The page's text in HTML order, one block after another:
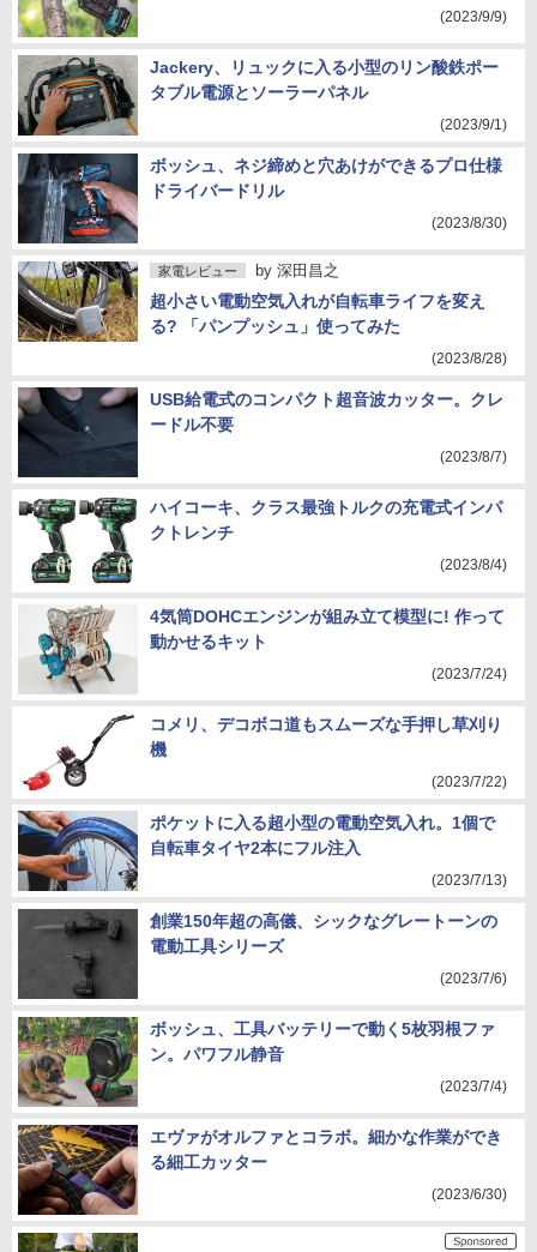
(2023/9/9)
Jackery、リュックに入る小型のリン酸鉄ポー
タブル電源とソーラーパネル
(2023/9/1)
ボッシュ、ネジ締めと穴あけができるプロ仕様
ドライバードリル
(2023/8/30)
家電レビュー by 深田昌之
超小さい電動空気入れが自転車ライフを変え
る? 「パンプッシュ」使ってみた
(2023/8/28)
USB給電式のコンパクト超音波カッター。クレ
ードル不要
(2023/8/7)
ハイコーキ、クラス最強トルクの充電式インパ
クトレンチ
(2023/8/4)
4気筒DOHCエンジンが組み立て模型に! 作って
動かせるキット
(2023/7/24)
コメリ、デコボコ道もスムーズな手押し草刈り
機
(2023/7/22)
ポケットに入る超小型の電動空気入れ。1個で
自転車タイヤ2本にフル注入
(2023/7/13)
創業150年超の高儀、シックなグレートーンの
電動工具シリーズ
(2023/7/6)
ボッシュ、工具バッテリーで動く5枚羽根ファ
ン。パワフル静音
(2023/7/4)
エヴァがオルファとコラボ。細かな作業ができ
る細工カッター
(2023/6/30)